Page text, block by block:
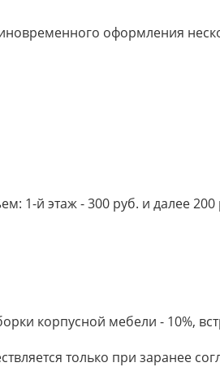
оформления
1-й этаж - 300 руб. и далее 200
корпусной мебели - 10%,
только при заранее